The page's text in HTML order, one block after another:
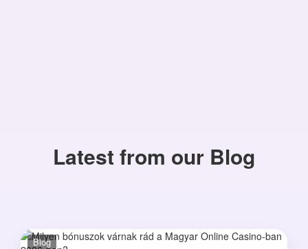
Latest from our Blog
Blog